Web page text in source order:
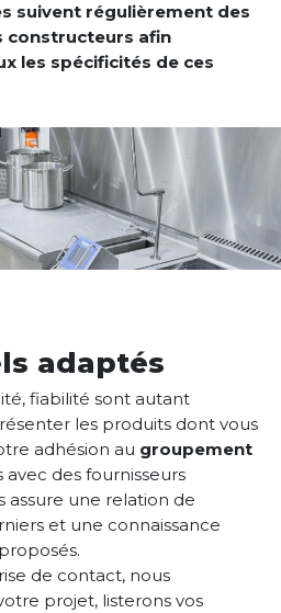
suivent régulièrement des
constructeurs afin
les spécificités de ces
adaptés
fiabilité sont autant
les produits dont vous
adhésion au groupement
avec des fournisseurs
assure une relation de
et une connaissance
de contact, nous
projet, listerons vos